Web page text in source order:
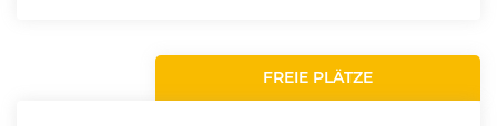
FREIE PLÄTZE